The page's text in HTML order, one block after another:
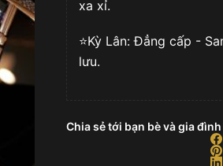
xa xỉ.
⭐️Kỳ Lân: Đẳng cấp -
lưu.
Chia sẻ tới bạn bè và gia đình